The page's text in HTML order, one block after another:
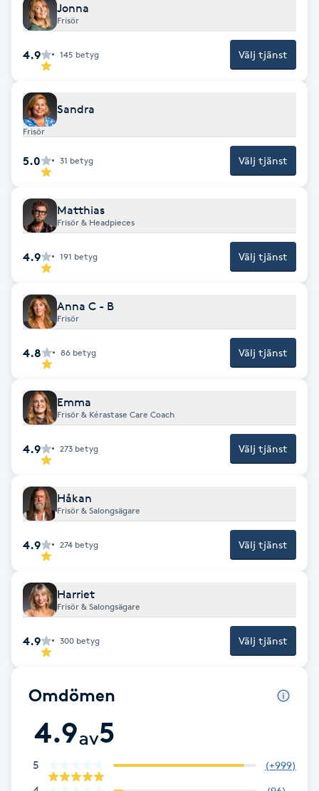
Enzympeeling
Extensions
Extensions borttagning
Face framing
Fet hårbotten
Fettreducering
Fibromassage
Fillers
Fotmassage
Fotsvamp
Fotvård
Fransar
Fransborttagning
Fransfärgning
Fransförlängning
Fransförlängning Megavolym
Fransförlängning Volym
Jonna
Frisör
4.9 145 betyg Välj tjänst
Sandra
Frisör
5.0 31 betyg Välj tjänst
Matthias
Frisör & Headpieces
4.9 191 betyg Välj tjänst
Anna C - B
Frisör
4.8 86 betyg Välj tjänst
Emma
Frisör & Kérastase Care Coach
4.9 273 betyg Välj tjänst
Håkan
Frisör & Salongsägare
4.9 274 betyg Välj tjänst
Harriet
Frisör & Salongsägare
4.9 300 betyg Välj tjänst
Omdömen
4.9av5
5 (+999)